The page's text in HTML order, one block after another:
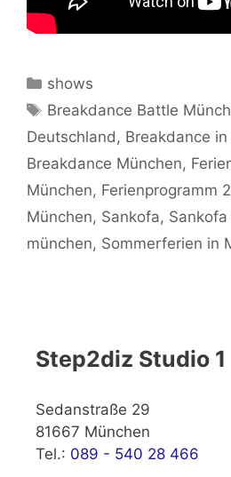
Kategorien
shows
Schlagwörter
Breakdance Battle
Deutschland, Breakdance
Breakdance München,
München, Ferienprogramm
München, Sankofa,
münchen, Sommerferien in
Step2diz Studio 1
Sedanstraße 29
81667 München
Tel.: 089 - 540 28 466